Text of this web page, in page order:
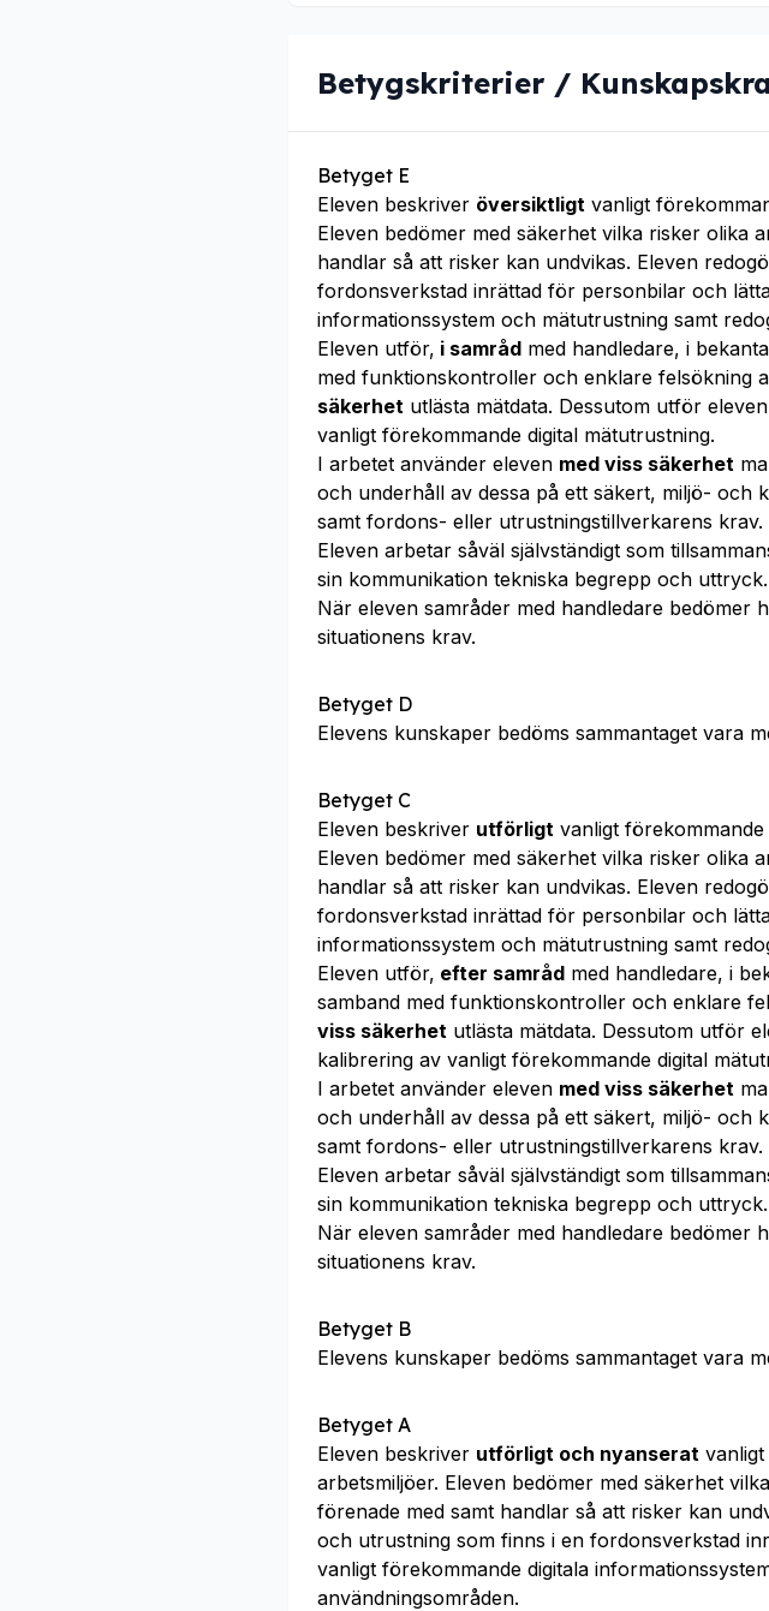
Betygskriterier /
Betyget E
Eleven beskriver översiktligt vanligt
Eleven bedömer med säkerhet vilka risker olika
handlar så att risker kan undvikas. Eleven
fordonsverkstad inrättad för personbilar och
informationssystem och mätutrustning samt
Eleven utför, i samråd med handledare, i
med funktionskontroller och enklare felsökning
säkerhet utlästa mätdata. Dessutom utför
vanligt förekommande digital mätutrustning.
I arbetet använder eleven med viss säkerhet
och underhåll av dessa på ett säkert, miljö- och
samt fordons- eller utrustningstillverkarens krav.
Eleven arbetar såväl självständigt som
sin kommunikation tekniska begrepp och
När eleven samråder med handledare bedömer
situationens krav.
Betyget D
Elevens kunskaper bedöms sammantaget vara
Betyget C
Eleven beskriver utförligt vanligt
Eleven bedömer med säkerhet vilka risker olika
handlar så att risker kan undvikas. Eleven
fordonsverkstad inrättad för personbilar och
informationssystem och mätutrustning samt
Eleven utför, efter samråd med handledare, i
samband med funktionskontroller och enklare
viss säkerhet utlästa mätdata. Dessutom utför
kalibrering av vanligt förekommande digital
I arbetet använder eleven med viss säkerhet
och underhåll av dessa på ett säkert, miljö- och
samt fordons- eller utrustningstillverkarens krav.
Eleven arbetar såväl självständigt som
sin kommunikation tekniska begrepp och
När eleven samråder med handledare bedömer
situationens krav.
Betyget B
Elevens kunskaper bedöms sammantaget vara
Betyget A
Eleven beskriver utförligt och nyanserat
arbetsmiljöer. Eleven bedömer med säkerhet
förenade med samt handlar så att risker kan
och utrustning som finns i en fordonsverkstad
vanligt förekommande digitala
användningsområden.